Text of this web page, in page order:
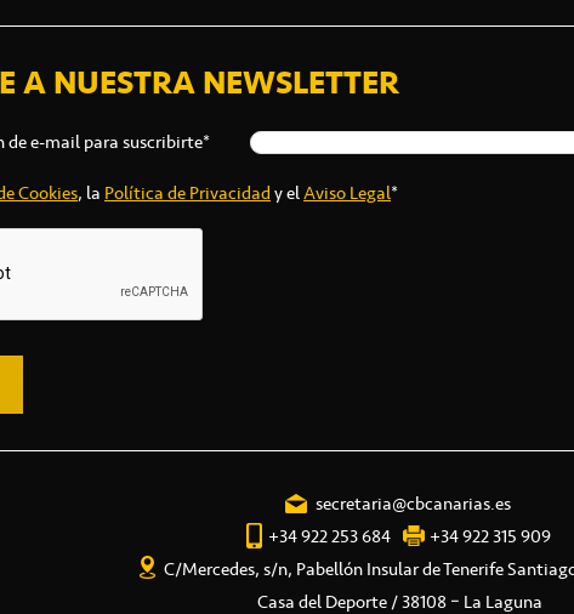
A NUESTRA NEWSLETTER
e-mail para suscribirte*
Cookies, la Política de Privacidady elAviso Legal*
secretaria@cbcanarias.es
+34 922 253 684
+34 922 315 909
C/Mercedes, s/n, Pabellón Insular de Tenerife
Casa del Deporte / 38108 – La Laguna